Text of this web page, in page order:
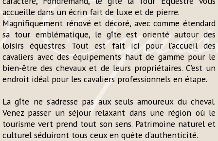
accueille dans un écrin fait de luxe et de pierre.
Magnifiquement rénové et décoré, avec comme étendard
sa tour emblématique, le gîte est orienté autour des
loisirs équestres. Tout est fait ici pour l’accueil des
cavaliers avec des équipements haut de gamme pour le
bien-être des chevaux et de leurs propriétaires. C’est un
endroit idéal pour les cavaliers professionnels en étape.
La gîte ne s’adresse pas aux seuls amoureux du cheval.
Venez passer un séjour relaxant dans une région où le
tourisme vert prend tout son sens. Patrimoine naturel et
culturel séduiront tous ceux en quête d’authenticité.